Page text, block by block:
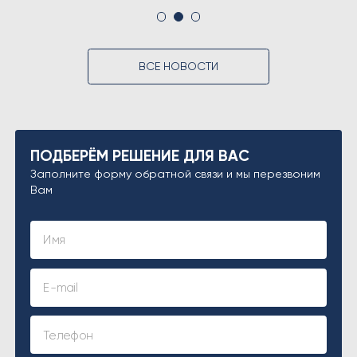
ВСЕ НОВОСТИ
ПОДБЕРЁМ РЕШЕНИЕ ДЛЯ ВАС
Заполните форму обратной связи и мы перезвоним
Вам